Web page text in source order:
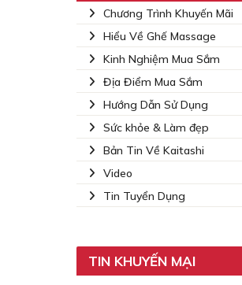
Chương Trình Khuyến Mãi
Hiểu Về Ghế Massage
Kinh Nghiệm Mua Sắm
Địa Điểm Mua Sắm
Hướng Dẫn Sử Dụng
Sức khỏe & Làm đẹp
Bản Tin Về Kaitashi
Video
Tin Tuyển Dụng
TIN KHUYẾN MẠI